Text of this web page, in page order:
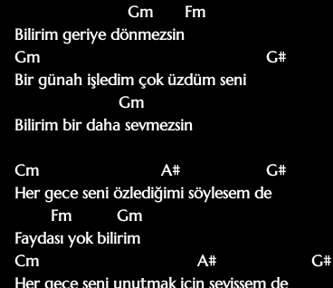
Bilirim geriye dönmezsin
Gm                                                  G#
Bir günah işledim çok üzdüm seni
Bilirim bir daha sevmezsin
Cm                           A#                   G#
Her gece seni özlediğimi söylesem de
Faydası yok bilirim
Cm                                   A#                     G#
Her gece seni unutmak için sevişsem de